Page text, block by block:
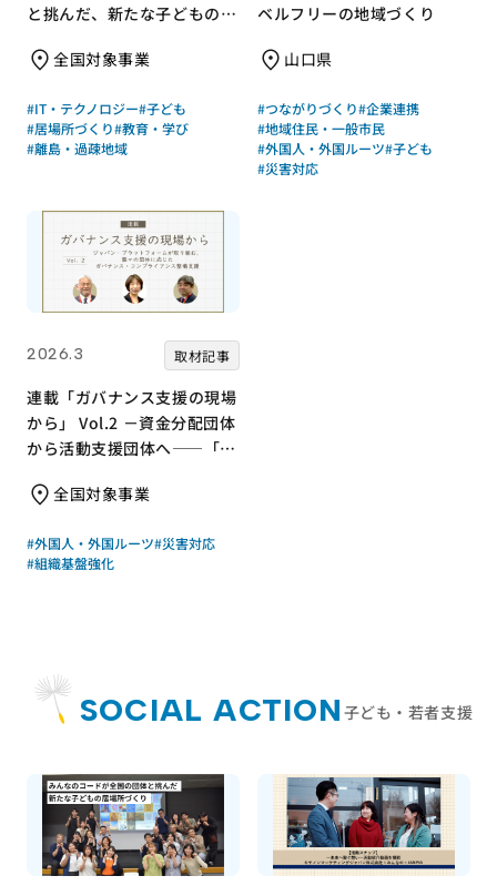
と挑んだ、新たな子どもの居
全国対象事業
#IT・テクノロジー#子ども
#居場所づくり#教育・学び
#離島・過疎地域
ベルフリーの地域づくり
山口県
#つながりづくり#企業連携
#地域住民・一般市民
#外国人・外国ルーツ#子ども
#災害対応
2026.3 取材記事
連載「ガバナンス支援の現場
から」 Vol.2 －資金分配団体
から活動支援団体へ――「知
む、ジャパン・プラットフォ
援－
全国対象事業
#外国人・外国ルーツ#災害対応
#組織基盤強化
SOCIAL ACTION 子ども・若者支援